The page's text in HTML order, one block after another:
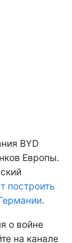
BYD
Европы.
построить
.
о войне
на канале